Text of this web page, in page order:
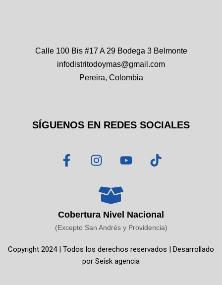
Calle 100 Bis #17 A 29 Bodega 3 Belmonte
infodistritodoymas@gmail.com
Pereira, Colombia
SÍGUENOS EN REDES SOCIALES
F
a
o
o
-
I
n
t
a
g
r
m
Y
o
b
e
T
i
k
Cobertura Nivel Nacional
(Excepto San Andrés y Providencia)
Copyright 2024 | Todos los derechos reservados | Desarrollado
por Seisk agencia